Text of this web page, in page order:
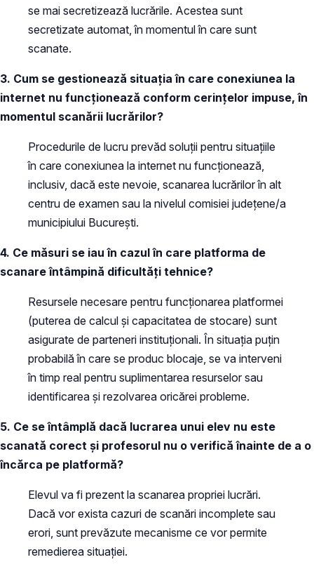
se mai secretizează lucrările. Acestea sunt
secretizate automat, în momentul în care sunt
scanate.
3. Cum se gestionează situația în care conexiunea la
internet nu funcționează conform cerințelor impuse, în
momentul scanării lucrărilor?
Procedurile de lucru prevăd soluții pentru situațiile
în care conexiunea la internet nu funcționează,
inclusiv, dacă este nevoie, scanarea lucrărilor în alt
centru de examen sau la nivelul comisiei județene/a
municipiului București.
4. Ce măsuri se iau în cazul în care platforma de
scanare întâmpină dificultăți tehnice?
Resursele necesare pentru funcționarea platformei
(puterea de calcul și capacitatea de stocare) sunt
asigurate de parteneri instituționali. În situația puțin
probabilă în care se produc blocaje, se va interveni
în timp real pentru suplimentarea resurselor sau
identificarea și rezolvarea oricărei probleme.
5. Ce se întâmplă dacă lucrarea unui elev nu este
scanată corect și profesorul nu o verifică înainte de a o
încărca pe platformă?
Elevul va fi prezent la scanarea propriei lucrări.
Dacă vor exista cazuri de scanări incomplete sau
erori, sunt prevăzute mecanisme ce vor permite
remedierea situației.